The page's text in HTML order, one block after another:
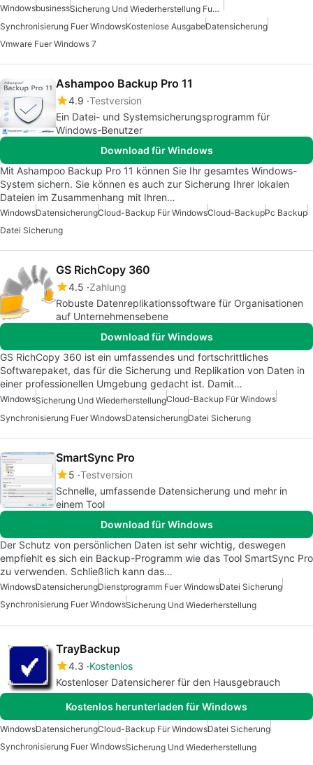
Windowsbusiness
Sicherung Und Wiederherstellung Fuer Windows 7
Synchronisierung Fuer WindowsKostenlose AusgabeDatensicherung
Vmware Fuer Windows 7
Ashampoo Backup Pro 11
4.9 Testversion
Ein Datei- und Systemsicherungsprogramm für
Windows-Benutzer
Download für Windows
Mit Ashampoo Backup Pro 11 können Sie Ihr gesamtes Windows-
System sichern. Sie können es auch zur Sicherung Ihrer lokalen
Dateien im Zusammenhang mit Ihren…
WindowsDatensicherungCloud-Backup Für WindowsCloud-BackupPc Backup
Datei Sicherung
GS RichCopy 360
4.5 Zahlung
Robuste Datenreplikationssoftware für Organisationen
auf Unternehmensebene
Download für Windows
GS RichCopy 360 ist ein umfassendes und fortschrittliches
Softwarepaket, das für die Sicherung und Replikation von Daten in
einer professionellen Umgebung gedacht ist. Damit…
WindowsSicherung Und WiederherstellungCloud-Backup Für Windows
Synchronisierung Fuer WindowsDatensicherungDatei Sicherung
SmartSync Pro
5 Testversion
Schnelle, umfassende Datensicherung und mehr in
einem Tool
Download für Windows
Der Schutz von persönlichen Daten ist sehr wichtig, deswegen
empfiehlt es sich ein Backup-Programm wie das Tool SmartSync Pro
zu verwenden. Schließlich kann das…
WindowsDatensicherungDienstprogramm Fuer WindowsDatei Sicherung
Synchronisierung Fuer WindowsSicherung Und Wiederherstellung
TrayBackup
4.3 Kostenlos
Kostenloser Datensicherer für den Hausgebrauch
Kostenlos herunterladen für Windows
WindowsDatensicherungCloud-Backup Für WindowsDatei Sicherung
Synchronisierung Fuer WindowsSicherung Und Wiederherstellung